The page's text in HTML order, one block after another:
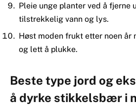
Pleie unge planter ved å fjerne
tilstrekkelig vann og lys.
Høst moden frukt etter noen år
og lett å plukke.
Beste type jord og
å dyrke stikkelsbær i